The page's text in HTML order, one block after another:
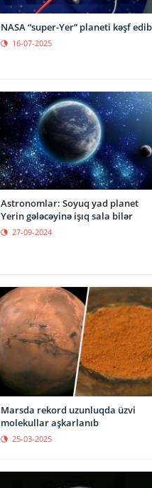
NASA “super-Yer” planeti kəşf edib
16-07-2025
Astronomlar: Soyuq yad planet
Yerin gələcəyinə işıq sala bilər
27-09-2024
Marsda rekord uzunluqda üzvi
molekullar aşkarlanıb
25-03-2025